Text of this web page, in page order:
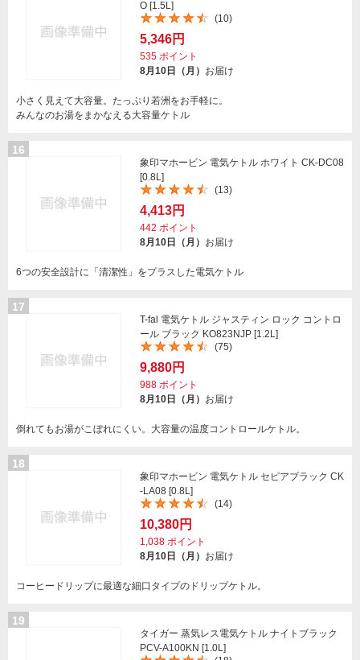
O [1.5L]
(10)
5,346円
535 ポイント
8月10日（月） お届け
小さく見えて大容量。たっぷり若洲をお手軽に。
みんなのお湯をまかなえる大容量ケトル
16
象印マホービン 電気ケトル ホワイト CK-DC08
[0.8L]
(13)
4,413円
442 ポイント
8月10日（月） お届け
6つの安全設計に「清潔性」をプラスした電気ケトル
17
T-fal 電気ケトル ジャスティン ロック コントロ
ール ブラック KO823NJP [1.2L]
(75)
9,880円
988 ポイント
8月10日（月） お届け
倒れてもお湯がこぼれにくい。大容量の温度コントロールケトル。
18
象印マホービン 電気ケトル セピアブラック CK
-LA08 [0.8L]
(14)
10,380円
1,038 ポイント
8月10日（月） お届け
コーヒードリップに最適な細口タイプのドリップケトル。
19
タイガー 蒸気レス電気ケトル ナイトブラック
PCV-A100KN [1.0L]